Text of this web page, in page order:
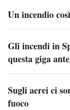
Un incendio
Gli incendi in
questa giga
Sugli aerei ci
fuoco